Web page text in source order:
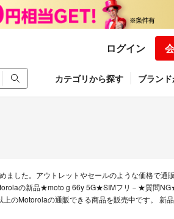
ログイン
カテゴリから探す ブラン
した。アウトレットやセールのような価格で通
の新品★moto g 66y 5G★SIMフリ－★質問
のMotorolaの通販できる商品を販売中です。 新